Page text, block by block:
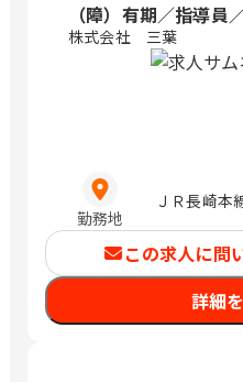
（障）有期／指導
株式会社 三葉
勤務地
ＪＲ長崎
この求人に問
詳細